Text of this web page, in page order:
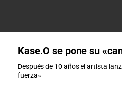
Kase.O se pone su
Después de 10 años el artista
fuerza»